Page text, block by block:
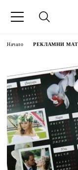
Начало РЕКЛАМНИ